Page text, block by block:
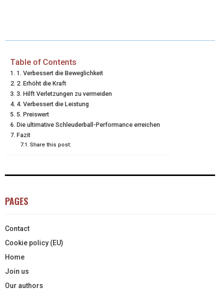
W
T
T
E
R
)
E
O
O
T
T
K I
Table of Contents
1. Verbessert die Beweglichkeit
2. Erhöht die Kraft
3. Hilft Verletzungen zu vermeiden
4. Verbessert die Leistung
5. Preiswert
Die ultimative Schleuderball-Performance erreichen
Fazit
Share this post:
PAGES
Contact
Cookie policy (EU)
Home
Join us
Our authors